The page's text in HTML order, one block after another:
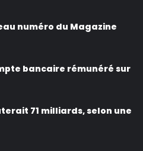
numéro du Magazine
bancaire rémunéré sur
71 milliards, selon une